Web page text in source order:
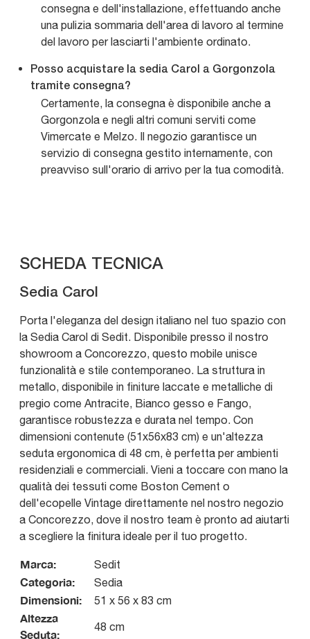
consegna e dell'installazione, effettuando anche
una pulizia sommaria dell'area di lavoro al termine
del lavoro per lasciarti l'ambiente ordinato.
Posso acquistare la sedia Carol a Gorgonzola
tramite consegna?
Certamente, la consegna è disponibile anche a
Gorgonzola e negli altri comuni serviti come
Vimercate e Melzo. Il negozio garantisce un
servizio di consegna gestito internamente, con
preavviso sull'orario di arrivo per la tua comodità.
SCHEDA TECNICA
Sedia Carol
Porta l'eleganza del design italiano nel tuo spazio con
la Sedia Carol di Sedit. Disponibile presso il nostro
showroom a Concorezzo, questo mobile unisce
funzionalità e stile contemporaneo. La struttura in
metallo, disponibile in finiture laccate e metalliche di
pregio come Antracite, Bianco gesso e Fango,
garantisce robustezza e durata nel tempo. Con
dimensioni contenute (51x56x83 cm) e un'altezza
seduta ergonomica di 48 cm, è perfetta per ambienti
residenziali e commerciali. Vieni a toccare con mano la
qualità dei tessuti come Boston Cement o
dell'ecopelle Vintage direttamente nel nostro negozio
a Concorezzo, dove il nostro team è pronto ad aiutarti
a scegliere la finitura ideale per il tuo progetto.
Marca: Sedit
Categoria: Sedia
Dimensioni: 51 x 56 x 83 cm
Altezza
Seduta:
48 cm